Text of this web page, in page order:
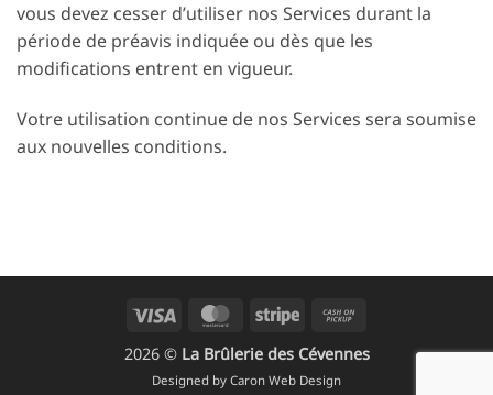
vous devez cesser d’utiliser nos Services durant la
période de préavis indiquée ou dès que les
modifications entrent en vigueur.
Votre utilisation continue de nos Services sera soumise
aux nouvelles conditions.
Visa MasterCard
Stripe
Pickup
2026 © La Brûlerie des Cévennes
Designed by Caron Web Design